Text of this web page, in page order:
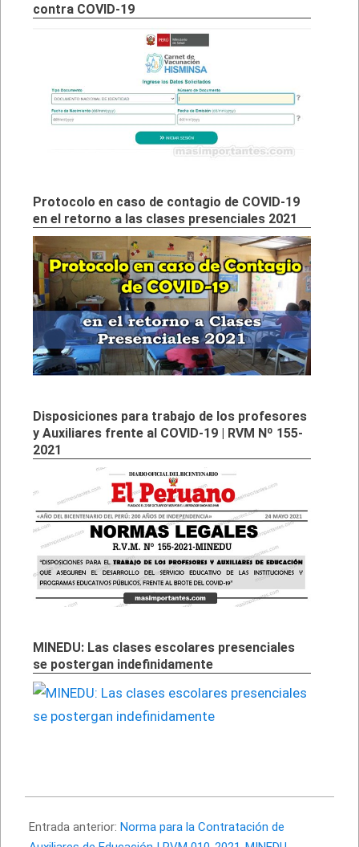
contra COVID-19
Protocolo en caso de contagio de COVID-19
en el retorno a las clases presenciales 2021
Disposiciones para trabajo de los profesores
y Auxiliares frente al COVID-19 | RVM Nº 155-
2021
MINEDU: Las clases escolares presenciales
se postergan indefinidamente
01-
Entrada anterior: Norma para la Contratación de